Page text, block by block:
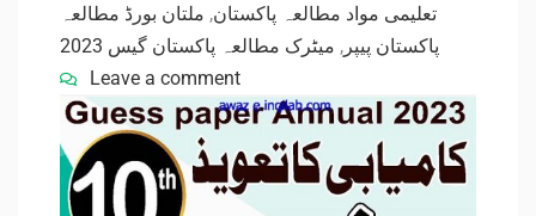
تعلیمی مواد مطالعہ پاکستان, ملتان بورڈ مطالعہ
پاکستان پیپر , میٹرک مطالعہ پاکستان گیس 2023
Leave a comment